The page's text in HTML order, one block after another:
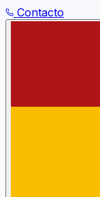
Contacto